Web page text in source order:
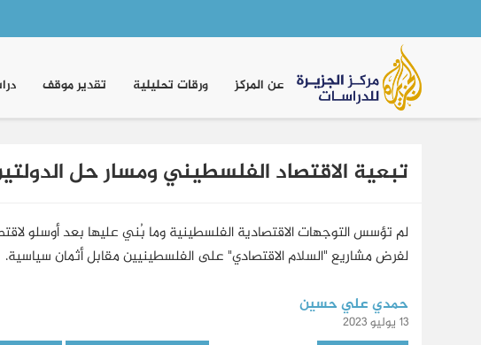
Main
navigation عن المركز ورقات تحليلية تقدير موقف
تبعية الاقتصاد الفلسطيني ومسار حل
لم تؤسس التوجهات الاقتصادية الفلسطينية وما بُني عليها بعد أوسلو
لفرض مشاريع "السلام الاقتصادي" على الفلسطينيين مقابل أثمان سياسية.
حمدي علي حسين
13 يوليو 2023